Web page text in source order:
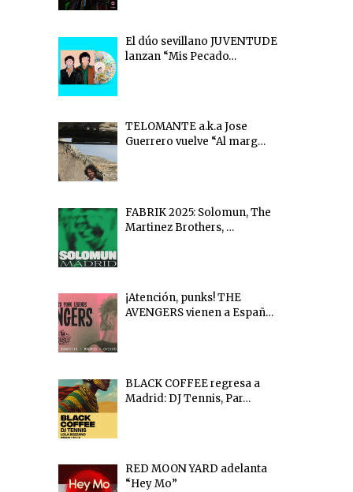
El dúo sevillano JUVENTUDE
lanzan “Mis Pecado…
TELOMANTE a.k.a Jose
Guerrero vuelve “Al marg…
FABRIK 2025: Solomun, The
Martinez Brothers, …
¡Atención, punks! THE
AVENGERS vienen a Españ…
BLACK COFFEE regresa a
Madrid: DJ Tennis, Par…
RED MOON YARD adelanta
“Hey Mo”